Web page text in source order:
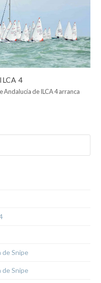
4
Andalucía de ILCA 4 arranca
de Snipe
de Snipe